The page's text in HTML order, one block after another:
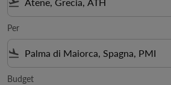
flight_takeoff
Per
flight_land
Budget